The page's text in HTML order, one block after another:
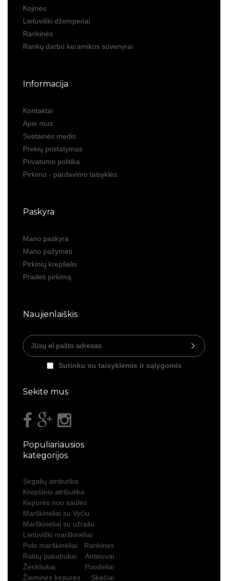
Kojinės
Lietuviški džemperiai
Rankinės
Rankų darbo keramikos suvenyrai
Informacija
Kontaktai
Apie mus
Svetainės medis
Prekių pristatymas
Privatumo politika
Pirkimo - pardavimo taisyklės
Paskyra
Mano paskyra
Mano pažymėti
Pirkinių krepšelis
Pradėti pirkimą
Naujienlaiškis
Sutinku su taisyklėmis ir sąlygomis
Sekite mus
Populiariausios
kategorijos
Sirgalių atributika
Krepšinio atributika
Kepurės nuo saulės
Marškinėliai su Vyčiu
Marškinėliai su užrašu
Lietuviški marškinėliai
Polo marškinėliai
Rankinės
Raktų pakabukai
Antsiuvai
Ženkliukai
Puodeliai
Žieminės kepurės
Skėčiai